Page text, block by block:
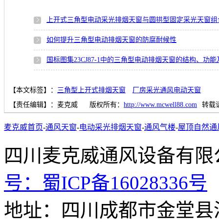
上开式三角型电动采光排烟天窗与圆拱型固定采光天窗
如何提升三角型电动排烟天窗的防腐耐候性
国标图集23CJ87-1中的三角型电动排烟天窗的结构、功能
【本文标签】： 三角型上开式排烟天窗
厂房采光通风电动天窗
【责任编辑】： 麦克威 版权所有： http://www.mcwell88.com 转载
麦克威首页-通风天窗-电动采光排烟天窗-通风气楼-屋顶自然通
四川麦克威通风设
号： 蜀ICP备16028336号
地址：四川成都市金堂